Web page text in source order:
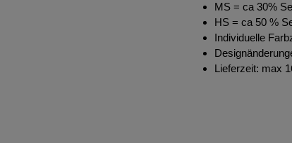
MS = ca 30%
HS = ca 50 %
Individuelle
Lieferzeit: max